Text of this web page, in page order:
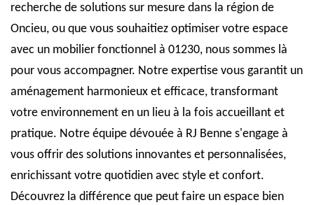
recherche de solutions sur mesure dans la région de
Oncieu, ou que vous souhaitiez optimiser votre espace
avec un mobilier fonctionnel à 01230, nous sommes là
pour vous accompagner. Notre expertise vous garantit un
aménagement harmonieux et efficace, transformant
votre environnement en un lieu à la fois accueillant et
pratique. Notre équipe dévouée à RJ Benne s'engage à
vous offrir des solutions innovantes et personnalisées,
enrichissant votre quotidien avec style et confort.
Découvrez la différence que peut faire un espace bien